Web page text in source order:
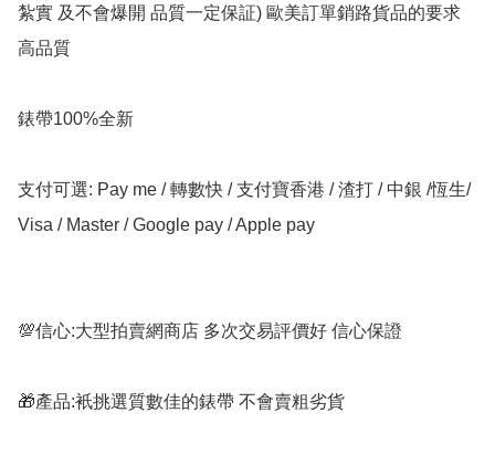
紮實 及不會爆開 品質一定保証) 歐美訂單銷路貨品的要求
高品質
錶帶100%全新
支付可選: Pay me / 轉數快 / 支付寶香港 / 渣打 / 中銀 /恆生/
Visa / Master / Google pay / Apple pay
💯信心:大型拍賣網商店 多次交易評價好 信心保證
🎁產品:衹挑選質數佳的錶帶 不會賣粗劣貨